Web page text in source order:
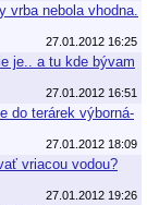
vrba nebola vhodna.
27.01.2012 16:25
je.. a tu kde bývam
27.01.2012 16:51
do terárek výborná-
27.01.2012 18:09
vriacou vodou?
27.01.2012 19:26